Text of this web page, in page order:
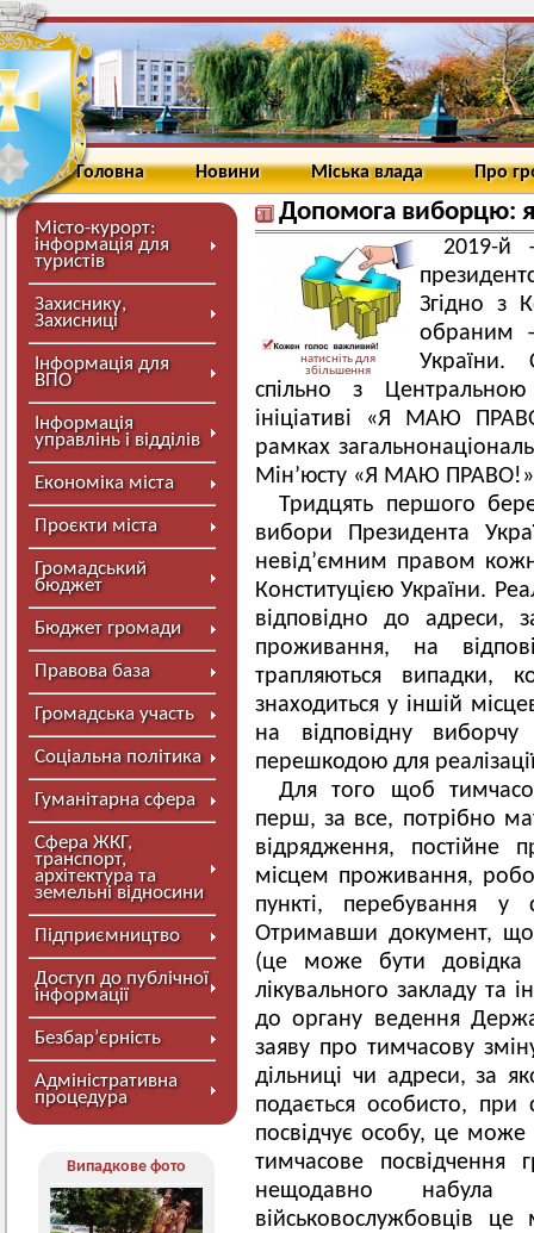
Головна Новини Міська влада Про
Місто-курорт:
інформація для
туристів
Захиснику,
Захисниці
Інформація для
ВПО
Інформація
управлінь і відділів
Економіка міста
Проєкти міста
Громадський
бюджет
Бюджет громади
Правова база
Громадська участь
Соціальна політика
Гуманітарна сфера
Сфера ЖКГ,
транспорт,
архітектура та
земельні відносини
Підприємництво
Доступ до публічної
інформації
Безбар’єрність
Адміністративна
процедура
Випадкове фото
Допомога виборцю:
натисніть для
збільшення
2019-й
Згідно з
обраним
України.
спільно з
ініціативі «Я МАЮ
рамках
Мін’юсту «Я МАЮ ПРАВО!»
Тридцять першого
вибори Президента
невід’ємним правом
Конституцією України.
відповідно до адреси,
проживання, на
трапляються випадки,
знаходиться у іншій
на відповідну
перешкодою для
Для того щоб
перш, за все, потрібно
відрядження, постійне
місцем проживання,
пункті, перебування у
Отримавши документ, що
(це може бути довідка
лікувального закладу та
до органу ведення
заяву про тимчасову
дільниці чи адреси, за
подається особисто,
посвідчує особу, це
тимчасове посвідчення
нещодавно набула
військовослужбовців